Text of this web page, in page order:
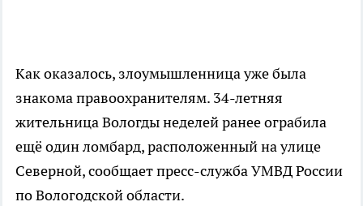
Как оказалось, злоумышленница уже была
знакома правоохранителям. 34-летняя
жительница Вологды неделей ранее ограбила
ещё один ломбард, расположенный на улице
Северной, сообщает пресс-служба УМВД России
по Вологодской области.